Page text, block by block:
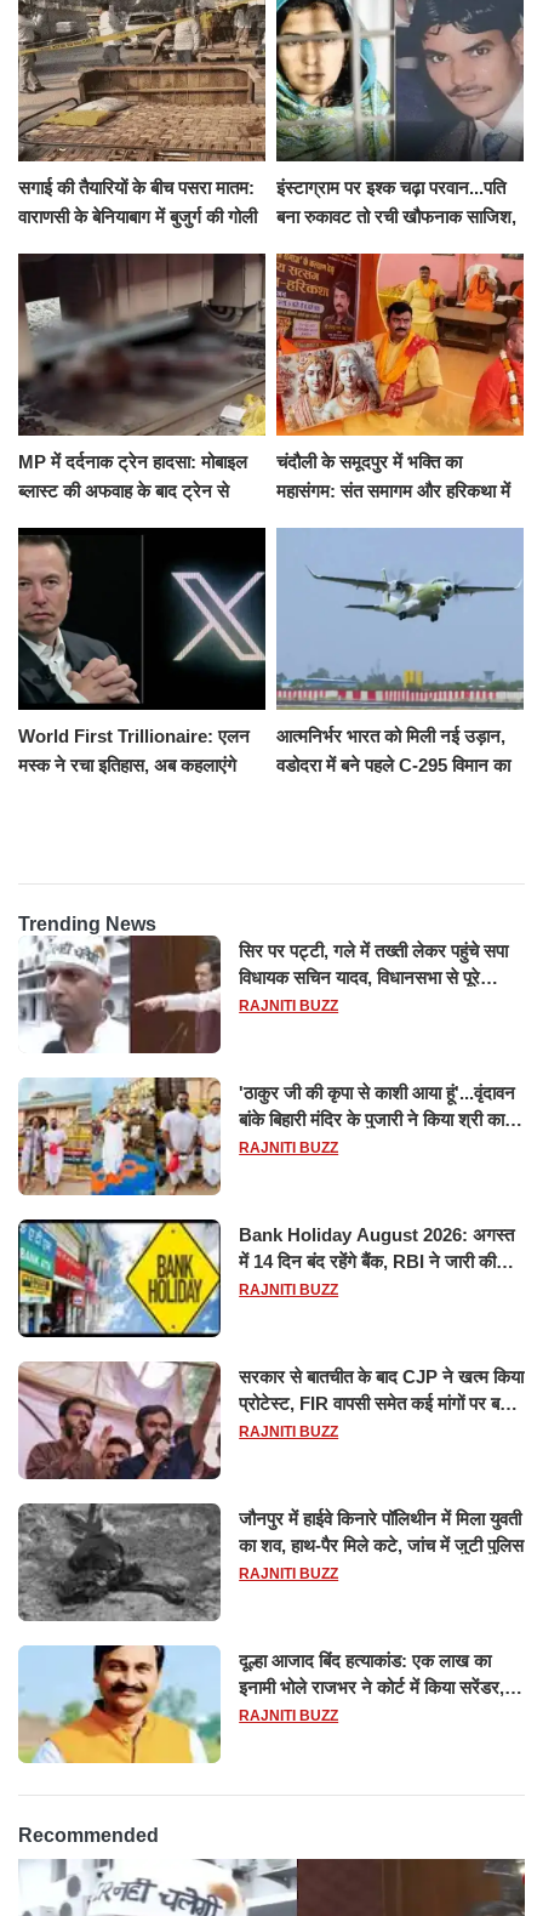
सगाई की तैयारियों के बीच पसरा मातम:
वाराणसी के बेनियाबाग में बुजुर्ग की गोली
इंस्टाग्राम पर इश्क चढ़ा परवान...पति
बना रुकावट तो रची खौफनाक साजिश,
के घाट
MP में दर्दनाक ट्रेन हादसा: मोबाइल
ब्लास्ट की अफवाह के बाद ट्रेन से
रौंदा, 4 की मौत
चंदौली के समूदपुर में भक्ति का
महासंगम: संत समागम और हरिकथा में
World First Trillionaire: एलन
मस्क ने रचा इतिहास, अब कहलाएंगे
आत्मनिर्भर भारत को मिली नई उड़ान,
वडोदरा में बने पहले C-295 विमान का
Trending News
सिर पर पट्टी, गले में तख्ती लेकर पहुंचे सपा
विधायक सचिन यादव, विधानसभा से पूरे
मानसून सत्र के लिए किया गया निलंबित
RAJNITI BUZZ
'ठाकुर जी की कृपा से काशी आया हूं'...वृंदावन
बांके बिहारी मंदिर के पुजारी ने किया श्री काशी
विश्वनाथ का जलाभिषेक
RAJNITI BUZZ
Bank Holiday August 2026: अगस्त
में 14 दिन बंद रहेंगे बैंक, RBI ने जारी की
छुट्टियों की लिस्ट​​​​​​​
RAJNITI BUZZ
सरकार से बातचीत के बाद CJP ने खत्म किया
प्रोटेस्ट, FIR वापसी समेत कई मांगों पर बनी
सहमति
RAJNITI BUZZ
जौनपुर में हाईवे किनारे पॉलिथीन में मिला युवती
का शव, हाथ-पैर मिले कटे, जांच में जुटी पुलिस
RAJNITI BUZZ
दूल्हा आजाद बिंद हत्याकांड: एक लाख का
इनामी भोले राजभर ने कोर्ट में किया सरेंडर,
14 दिन के लिए भेजा गया जेल
RAJNITI BUZZ
Recommended